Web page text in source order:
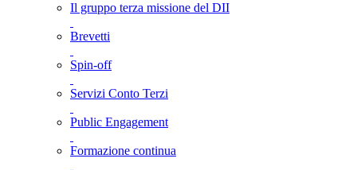
Il gruppo terza missione del DII
Brevetti
Spin-off
Servizi Conto Terzi
Public Engagement
Formazione continua